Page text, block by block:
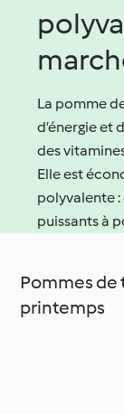
La pomme
d’énergie et
des
Elle est
polyvalente :
puissants à
Pommes de
printemps